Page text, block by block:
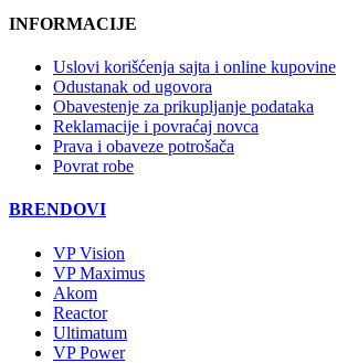
INFORMACIJE
Uslovi korišćenja sajta i online kupovine
Odustanak od ugovora
Obavestenje za prikupljanje podataka
Reklamacije i povraćaj novca
Prava i obaveze potrošača
Povrat robe
BRENDOVI
VP Vision
VP Maximus
Akom
Reactor
Ultimatum
VP Power